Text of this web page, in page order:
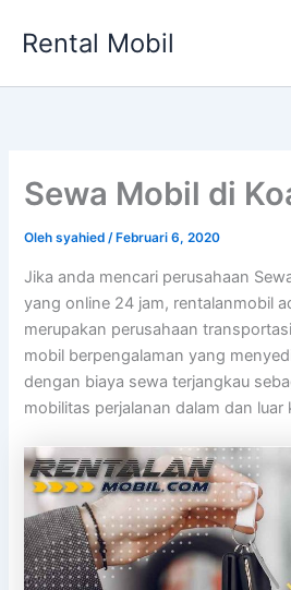
Rental Mobil
Sewa Mobil di
Olehsyahied/ Februari 6, 2020
Jika anda mencari perusahaan
yang online 24 jam, rentalanmobil
merupakan perusahaan
mobil berpengalaman yang
dengan biaya sewa terjangkau
mobilitas perjalanan dalam dan luar